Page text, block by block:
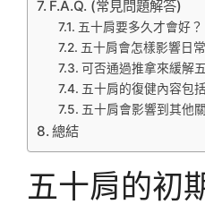
F.A.Q. (常見問題解答)
五十肩要多久才會好？
五十肩會怎樣影響日
可否通過推拿來緩解
五十肩的復健內容包
五十肩會影響到其他
總結
五十肩的初